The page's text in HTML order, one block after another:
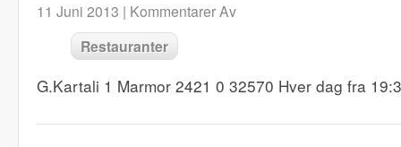
11 Juni 2013 | Kommentarer Av
Restauranter
G.Kartali 1 Marmor 2421 0 32570 Hver dag fra